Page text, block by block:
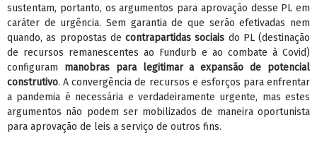
sustentam, portanto, os argumentos para aprovação desse PL em
caráter de urgência. Sem garantia de que serão efetivadas nem
quando, as propostas de contrapartidas sociais do PL (destinação
de recursos remanescentes ao Fundurb e ao combate à Covid)
configuram manobras para legitimar a expansão de potencial
construtivo. A convergência de recursos e esforços para enfrentar
a pandemia é necessária e verdadeiramente urgente, mas estes
argumentos não podem ser mobilizados de maneira oportunista
para aprovação de leis a serviço de outros fins.